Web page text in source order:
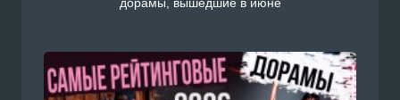
дорамы, вышедшие в июне